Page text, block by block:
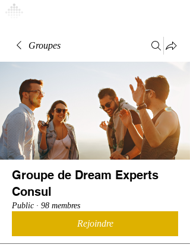
Groupes
Groupe de Dream Experts
Consul
Public · 98 membres
Rejoindre